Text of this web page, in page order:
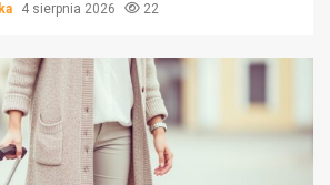
4 sierpnia 2026 22